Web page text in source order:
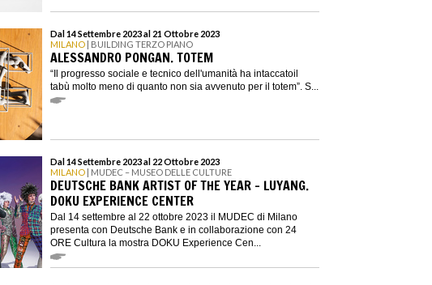
Dal 14 Settembre 2023 al 21 Ottobre 2023
MILANO | BUILDING TERZO PIANO
ALESSANDRO PONGAN. TOTEM
“Il progresso sociale e tecnico dell'umanità ha intaccatoil
tabù molto meno di quanto non sia avvenuto per il totem”. S...
Dal 14 Settembre 2023 al 22 Ottobre 2023
MILANO | MUDEC – MUSEO DELLE CULTURE
DEUTSCHE BANK ARTIST OF THE YEAR - LUYANG.
DOKU EXPERIENCE CENTER
Dal 14 settembre al 22 ottobre 2023 il MUDEC di Milano
presenta con Deutsche Bank e in collaborazione con 24
ORE Cultura la mostra DOKU Experience Cen...